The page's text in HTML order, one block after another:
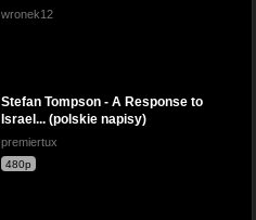
wronek12
Stefan Tompson - A Response to
Israel... (polskie napisy)
premiertux
480p